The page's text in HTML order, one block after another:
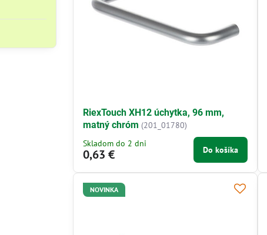
RiexTouch XH12 úchytka, 96 mm,
matný chróm (201_01780)
Skladom do 2 dni
0,63 € Do košíka
NOVINKA